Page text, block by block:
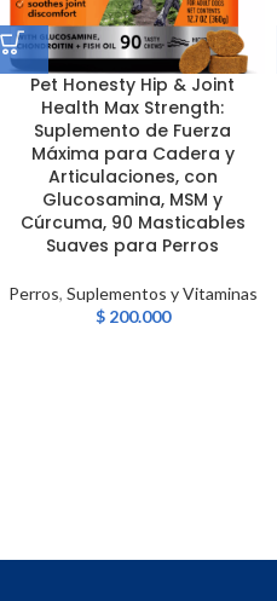
Pet Honesty Hip & Joint
Health Max Strength:
Suplemento de Fuerza
Máxima para Cadera y
Articulaciones, con
Glucosamina, MSM y
Cúrcuma, 90 Masticables
Suaves para Perros
Perros, Suplementos y Vitaminas
$200.000